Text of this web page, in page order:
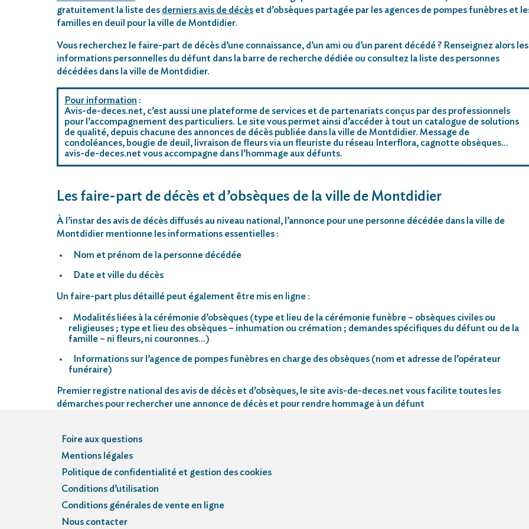
gratuitement la liste des derniers avis de décès et d’obsèques partagée par les agences de pompes funèbres et
familles en deuil pour la ville de Montdidier.
Vous recherchez le faire-part de décès d’une connaissance, d’un ami ou d’un parent décédé ? Renseignez alors les
informations personnelles du défunt dans la barre de recherche dédiée ou consultez la liste des personnes
décédées dans la ville de Montdidier.
Pour information :
Avis-de-deces.net, c’est aussi une plateforme de services et de partenariats conçus par des professionnels
pour l’accompagnement des particuliers. Le site vous permet ainsi d’accéder à tout un catalogue de solutions
de qualité, depuis chacune des annonces de décès publiée dans la ville de Montdidier. Message de
condoléances, bougie de deuil, livraison de fleurs via un fleuriste du réseau Interflora, cagnotte obsèques…
avis-de-deces.net vous accompagne dans l’hommage aux défunts.
Les faire-part de décès et d’obsèques de la ville de Montdidier
À l’instar des avis de décès diffusés au niveau national, l’annonce pour une personne décédée dans la ville de
Montdidier mentionne les informations essentielles :
Nom et prénom de la personne décédée
Date et ville du décès
Un faire-part plus détaillé peut également être mis en ligne :
Modalités liées à la cérémonie d’obsèques (type et lieu de la cérémonie funèbre – obsèques civiles ou
religieuses ; type et lieu des obsèques – inhumation ou crémation ; demandes spécifiques du défunt ou de la
famille – ni fleurs, ni couronnes…)
Informations sur l’agence de pompes funèbres en charge des obsèques (nom et adresse de l’opérateur
funéraire)
Premier registre national des avis de décès et d’obsèques, le site avis-de-deces.net vous facilite toutes les
démarches pour rechercher une annonce de décès et pour rendre hommage à un défunt
Foire aux questions
Mentions légales
Politique de confidentialité et gestion des cookies
Conditions d’utilisation
Conditions générales de vente en ligne
Nous contacter